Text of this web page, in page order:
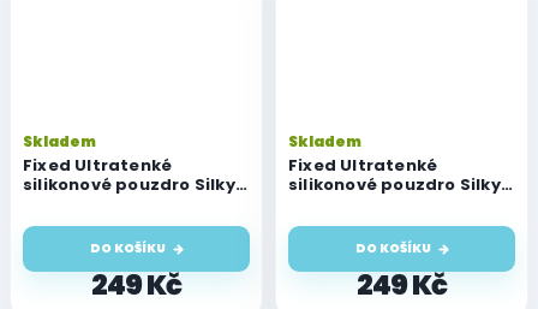
Fixed Ultratenké
silikonové pouzdro Silky
Skladem
249 Kč
DO KOŠÍKU
Fixed Ultratenké
silikonové pouzdro Silky
Skladem
249 Kč
DO KOŠÍKU